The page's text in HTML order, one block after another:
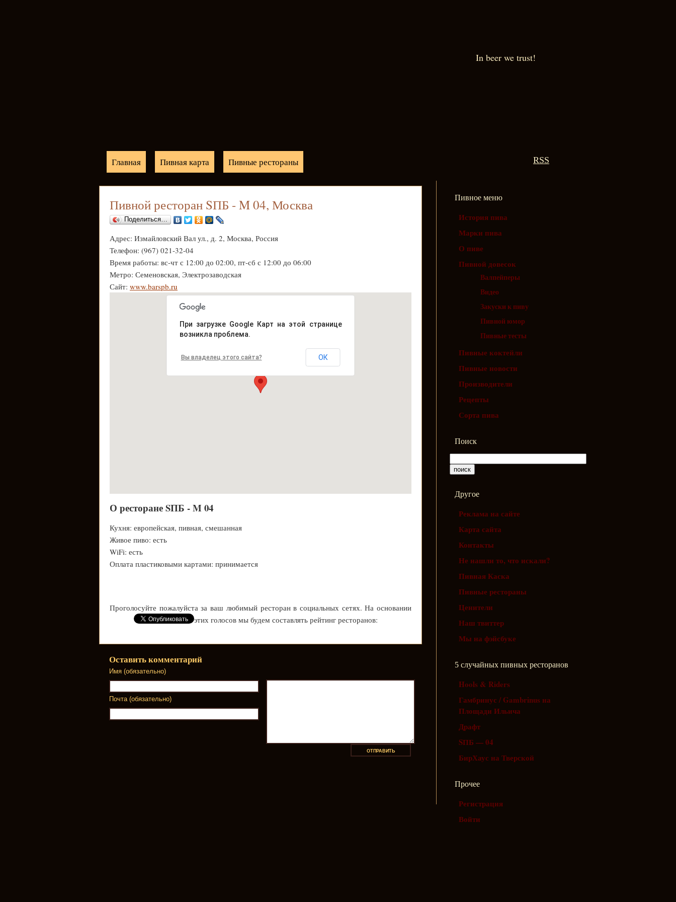
In beer we trust!
RSS
Главная Пивная карта Пивные рестораны
Пивной ресторан SПБ - M 04, Москва
Поделиться…
Адрес: Измайловский Вал ул., д. 2, Москва, Россия
Телефон: (967) 021-32-04
Время работы: вс-чт с 12:00 до 02:00, пт-сб с 12:00 до 06:00
Метро: Семеновская, Электрозаводская
Сайт: www.barspb.ru
При загрузке Google Карт на этой странице
возникла проблема.
Вы владелец этого сайта? ОК
О ресторане SПБ - M 04
Кухня: европейская, пивная, смешанная
Живое пиво: есть
WiFi: есть
Оплата пластиковыми картами: принимается
Проголосуйте пожалуйста за ваш любимый ресторан в социальных сетях. На основании
этих голосов мы будем составлять рейтинг ресторанов:
Оставить комментарий
Имя (обязательно)
Почта (обязательно)
Пивное меню
История пива
Марки пива
О пиве
Пивной довесок
Валпейперы
Видео
Закуски к пиву
Пивной юмор
Пивные тесты
Пивные коктейли
Пивные новости
Производители
Рецепты
Сорта пива
Поиск
Другое
Реклама на сайте
Карта сайта
Контакты
Не нашли то, что искали?
Пивная Каска
Пивные рестораны
Ценители
Наш твиттер
Мы на фэйсбуке
5 случайных пивных ресторанов
Hools & Riders
Гамбринус / Gambrinus на
Площади Ильича
Драфт
SПБ — 04
БирХаус на Тверской
Прочее
Регистрация
Войти